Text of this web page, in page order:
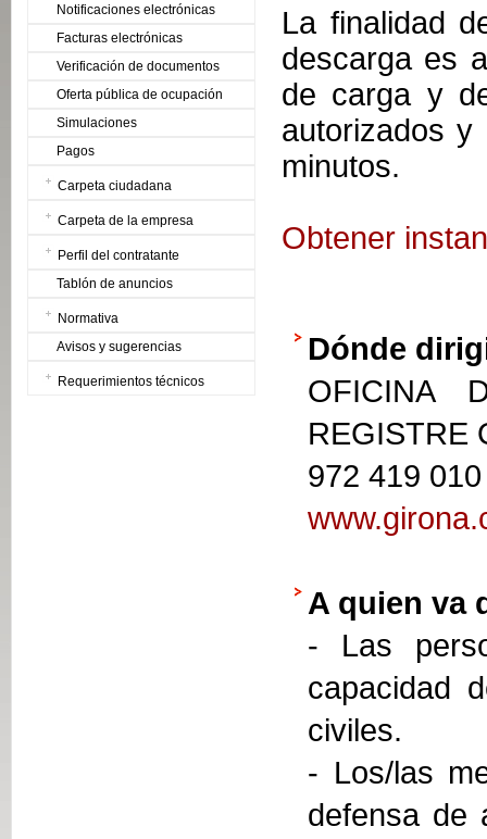
Notificaciones electrónicas
Facturas electrónicas
Verificación de documentos
Oferta pública de ocupación
Simulaciones
Pagos
Carpeta ciudadana
Carpeta de la empresa
Perfil del contratante
Tablón de anuncios
Normativa
Avisos y sugerencias
Requerimientos técnicos
La finalidad
descarga es
de carga y
autorizados
minutos.
Obtener
Dónde
OFICINA
REGISTRE
972 419 010
A quien va
- Las
capacidad
civiles.
- Los/las
defensa de